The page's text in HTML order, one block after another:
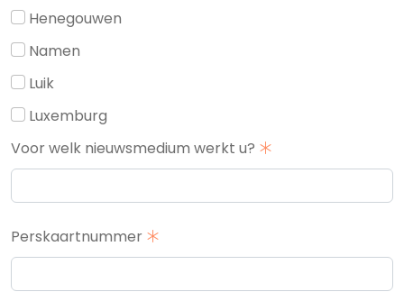
Henegouwen
Namen
Luik
Luxemburg
Voor welk nieuwsmedium werkt u?
Perskaartnummer